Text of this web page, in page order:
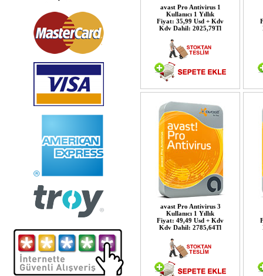
avast Pro Antivirus 1
Kullanıcı 1 Yıllık
Fiyat: 35,99 Usd + Kdv
Kdv Dahil: 2025,79Tl
avast Pro Antivirus 3
Kullanıcı 1 Yıllık
Fiyat: 49,49 Usd + Kdv
Kdv Dahil: 2785,64Tl